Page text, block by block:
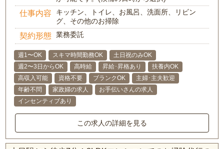
仕事内容
キッチン、トイレ、お風呂、洗面所、リビン
グ、その他のお掃除
契約形態 業務委託
週1〜OK スキマ時間勤務OK
土日祝のみOK
週2〜3日からOK
高時給 昇給･昇格あり
扶養内OK
高収入可能
資格不要 ブランクOK
主婦･主夫歓迎
年齢不問
家政婦の求人
お手伝いさんの求人
インセンティブあり
この求人の詳細を見る